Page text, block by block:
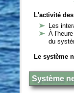
L'activité
Les
À
du
Le système
Système